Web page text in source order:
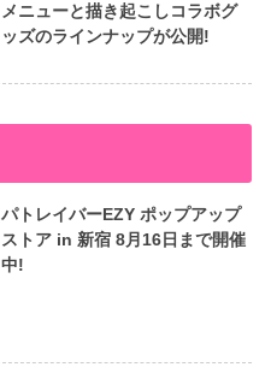
メニューと描き起こしコラボグ
ッズのラインナップが公開!
パトレイバーEZY ポップアップ
ストア in 新宿 8月16日まで開催
中!